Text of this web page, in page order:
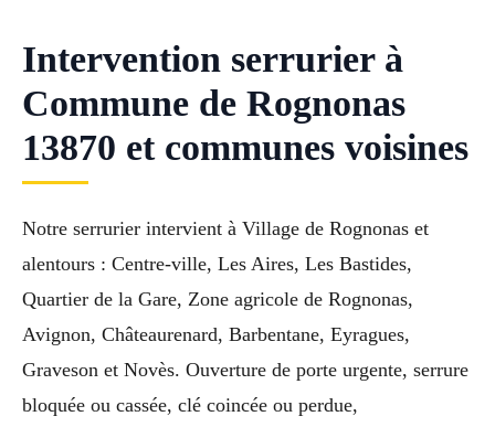
Intervention serrurier à
Commune de Rognonas
13870 et communes voisines
Notre serrurier intervient à Village de Rognonas et
alentours : Centre-ville, Les Aires, Les Bastides,
Quartier de la Gare, Zone agricole de Rognonas,
Avignon, Châteaurenard, Barbentane, Eyragues,
Graveson et Novès. Ouverture de porte urgente, serrure
bloquée ou cassée, clé coincée ou perdue,